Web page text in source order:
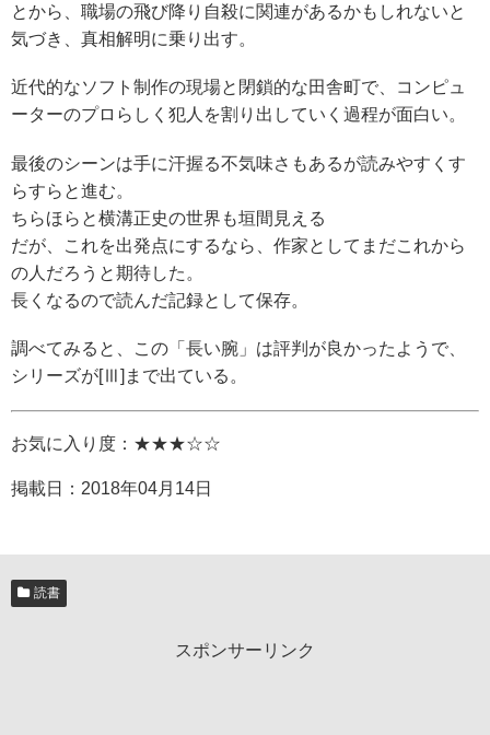
とから、職場の飛び降り自殺に関連があるかもしれないと
気づき、真相解明に乗り出す。
近代的なソフト制作の現場と閉鎖的な田舎町で、コンピュ
ーターのプロらしく犯人を割り出していく過程が面白い。
最後のシーンは手に汗握る不気味さもあるが読みやすくす
らすらと進む。
ちらほらと横溝正史の世界も垣間見える
だが、これを出発点にするなら、作家としてまだこれから
の人だろうと期待した。
長くなるので読んだ記録として保存。
調べてみると、この「長い腕」は評判が良かったようで、
シリーズが[Ⅲ]まで出ている。
お気に入り度：★★★☆☆
掲載日： 2018年04月14日
読書
スポンサーリンク